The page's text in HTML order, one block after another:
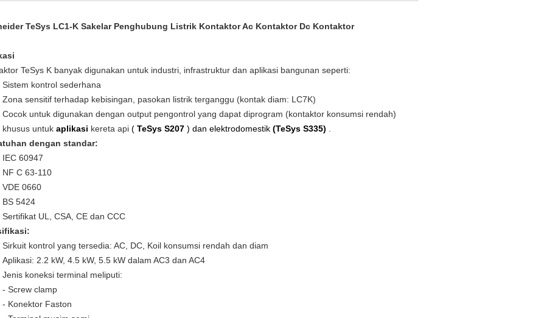
TeSys LC1-K Sakelar Penghubung Listrik Kontaktor Ac Kontaktor Dc Kontaktor
TeSys K banyak digunakan untuk industri, infrastruktur dan aplikasi bangunan seperti:
Sistem kontrol sederhana
Zona sensitif terhadap kebisingan, pasokan listrik terganggu (kontak diam: LC7K)
Cocok untuk digunakan dengan output pengontrol yang dapat diprogram (kontaktor konsumsi rendah)
khusus untuk aplikasi kereta api ( TeSys S207 ) dan elektrodomestik (TeSys S335)
dengan standar:
IEC 60947
NF C 63-110
VDE 0660
BS 5424
Sertifikat UL, CSA, CE dan CCC
Sirkuit kontrol yang tersedia: AC, DC, Koil konsumsi rendah dan diam
Aplikasi: 2.2 kW, 4.5 kW, 5.5 kW dalam AC3 dan AC4
Jenis koneksi terminal meliputi:
- Screw clamp
- Konektor Faston